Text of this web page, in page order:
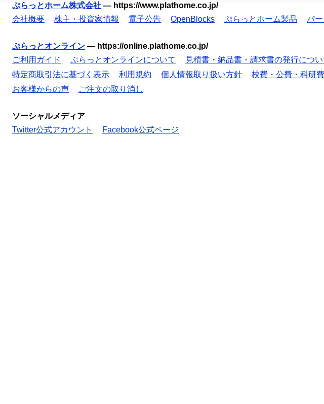
ぷらっとホーム株式会社 — https://www.plathome.co.jp/
会社概要
株主・投資家情報 電子公告 OpenBlocks ぷらっとホーム製品 パ
ぷらっとオンライン — https://online.plathome.co.jp/
ご利用ガイド
ぷらっとオンラインについて 見積書・納品書・請求書の発行につい
特定商取引法に基づく表示
利用規約 個人情報取り扱い方針 校費・公費・科研
お客様からの声
ご注文の取り消し
ソーシャルメディア
Twitter公式アカウント
Facebook公式ページ